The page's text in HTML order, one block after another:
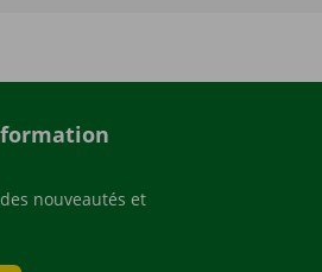
nouveautés et